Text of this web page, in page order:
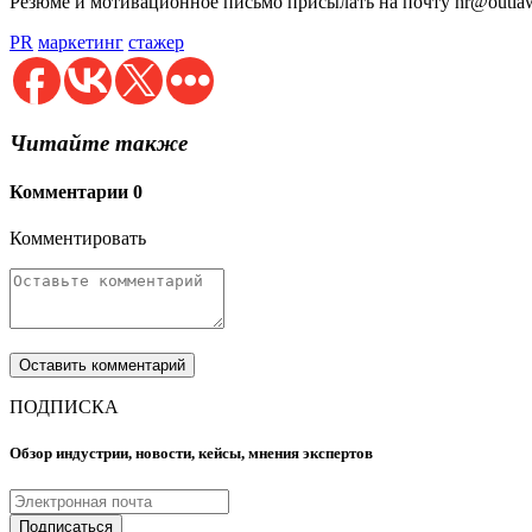
PR маркетинг стажер
Читайте также
Комментарии 0
Комментировать
ПОДПИСКА
Обзор индустрии, новости, кейсы, мнения экспертов